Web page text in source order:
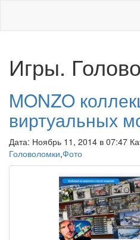
Игры.
MONZO
виртуальных
Дата: Ноябрь 11, 2014 в 07:47
Головоломки,Фото